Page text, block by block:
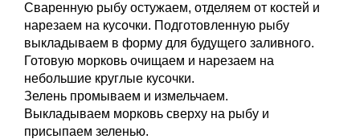
Сваренную рыбу остужаем, отделяем от костей и
нарезаем на кусочки. Подготовленную рыбу
выкладываем в форму для будущего заливного.
Готовую морковь очищаем и нарезаем на
небольшие круглые кусочки.
Зелень промываем и измельчаем.
Выкладываем морковь сверху на рыбу и
присыпаем зеленью.